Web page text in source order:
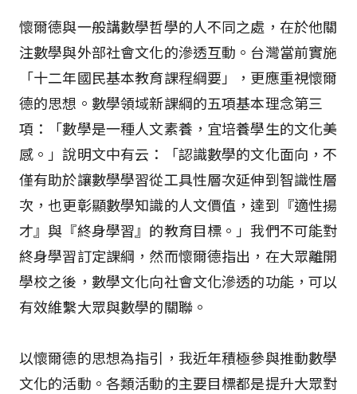
懷爾德與一般講數學哲學的人不同之處，在於他關
注數學與外部社會文化的滲透互動。台灣當前實施
「十二年國民基本教育課程綱要」，更應重視懷爾
德的思想。數學領域新課綱的五項基本理念第三
項：「數學是一種人文素養，宜培養學生的文化美
感。」說明文中有云：「認識數學的文化面向，不
僅有助於讓數學學習從工具性層次延伸到智識性層
次，也更彰顯數學知識的人文價值，達到『適性揚
才』與『終身學習』的教育目標。」我們不可能對
終身學習訂定課綱，然而懷爾德指出，在大眾離開
學校之後，數學文化向社會文化滲透的功能，可以
有效維繫大眾與數學的關聯。
以懷爾德的思想為指引，我近年積極參與推動數學
文化的活動。各類活動的主要目標都是提升大眾對